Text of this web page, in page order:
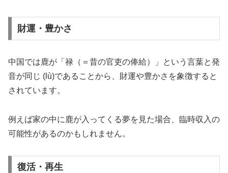
財運・豊かさ
中国では鹿が「禄（＝昔の官吏の俸給）」という言葉と発
音が同じ (lù)であることから、財運や豊かさを象徴すると
されています。
例えば家の中に鹿が入ってくる夢を見た場合、臨時収入の
可能性があるのかもしれません。
復活・再生